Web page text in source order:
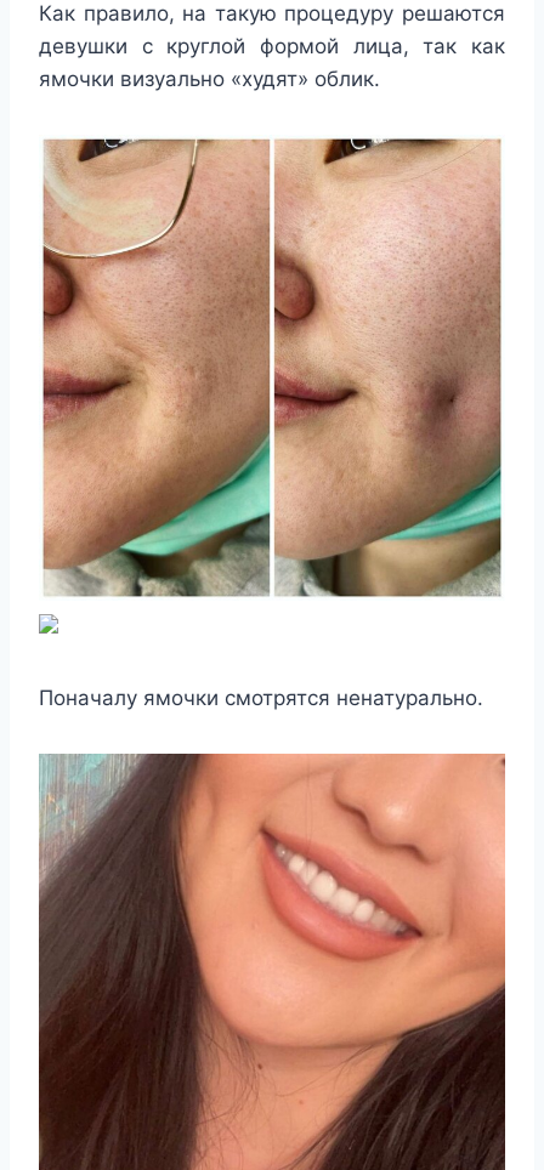
Как правило, на такую процедуру решаются
девушки с круглой формой лица, так как
ямочки визуально «худят» облик.
Поначалу ямочки смотрятся ненатурально.